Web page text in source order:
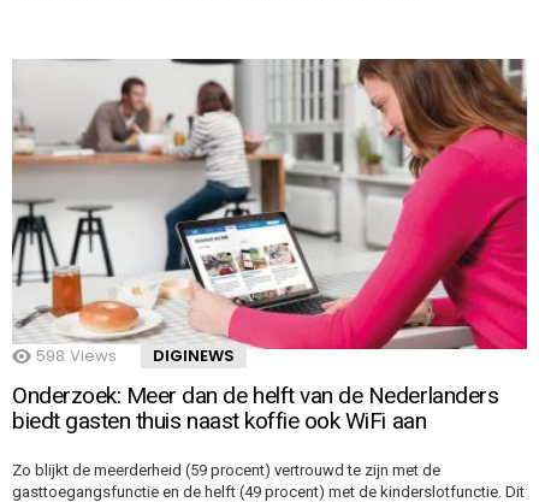
598 Views DIGINEWS
Onderzoek: Meer dan de helft van de Nederlanders
biedt gasten thuis naast koffie ook WiFi aan
Zo blijkt de meerderheid (59 procent) vertrouwd te zijn met de
gasttoegangsfunctie en de helft (49 procent) met de kinderslotfunctie. Dit